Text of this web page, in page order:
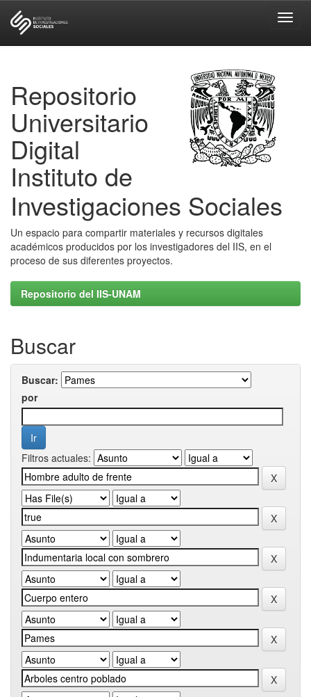
Repositorio
Universitario
Digital
Instituto de
Investigaciones Sociales
Un espacio para compartir materiales y recursos digitales
académicos producidos por los investigadores del IIS, en el
proceso de sus diferentes proyectos.
Repositorio del IIS-UNAM
Buscar
Buscar:
por
Filtros actuales: